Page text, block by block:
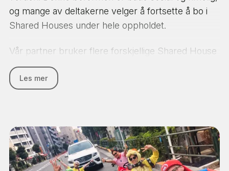
og mange av deltakerne velger å fortsette å bo i
Shared Houses under hele oppholdet.
Vår partner bruker flere forskjellige Shared House
og du vil få bekreftet hvilken du blir plassert i
nærmere avreise. Gi oss beskjed etter påmelding
nærmest. De fleste bor i delte rom med 4 eller 5
andre. Det er noen få enkeltrom og dobbeltrom
som du også kan ønske deg mot merkostnad, men
Les mer